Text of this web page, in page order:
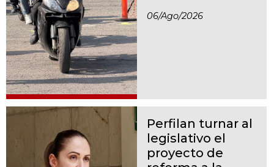
06/ago/2026
Perfilan turnar al
legislativo el
proyecto de